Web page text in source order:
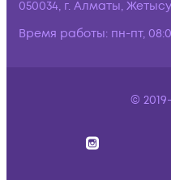
050034, г. Алматы,
Время работы: пн-пт,
©